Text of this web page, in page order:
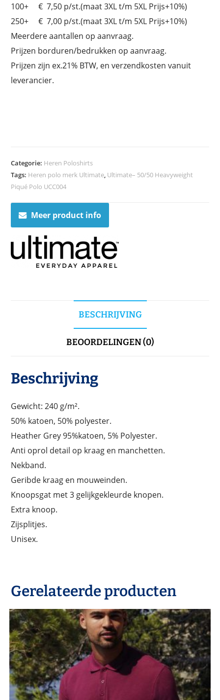
100+ € 7,50 p/st.(maat 3XL t/m 5XL Prijs+10%)
250+ € 7,00 p/st.(maat 3XL t/m 5XL Prijs+10%)
Meerdere aantallen op aanvraag.
Prijzen borduren/bedrukken op aanvraag.
Prijzen zijn ex.21% BTW, en verzendkosten vanuit
leverancier.
Categorie: Heren Poloshirts
Tags: Heren polo merk Ultimate, Ultimate– 50/50 Heavyweight
Piqué Polo UCC004
Meer product info
BESCHRIJVING
BEOORDELINGEN (0)
Beschrijving
Gewicht: 240 g/m².
50% katoen, 50% polyester.
Heather Grey 95%katoen, 5% Polyester.
Anti oprol detail op kraag en manchetten.
Nekband.
Geribde kraag en mouweinden.
Knoopsgat met 3 gelijkgekleurde knopen.
Extra knoop.
Zijsplitjes.
Unisex.
Gerelateerde producten